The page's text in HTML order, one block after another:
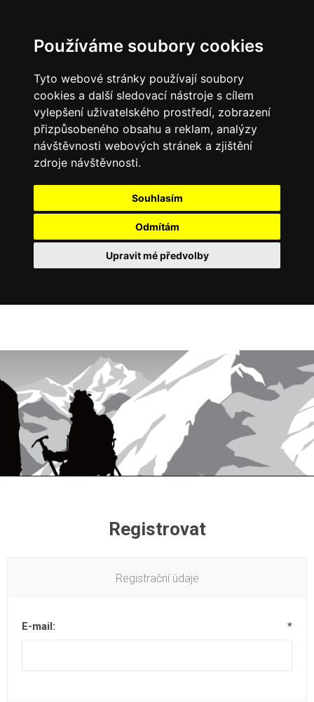
Používáme soubory cookies
Tyto webové stránky používají soubory
cookies a další sledovací nástroje s cílem
vylepšení uživatelského prostředí, zobrazení
přizpůsobeného obsahu a reklam, analýzy
návštěvnosti webových stránek a zjištění
zdroje návštěvnosti.
Souhlasím
Odmítám
Upravit mé předvolby
Registrovat
Registrační údaje
E-mail: *